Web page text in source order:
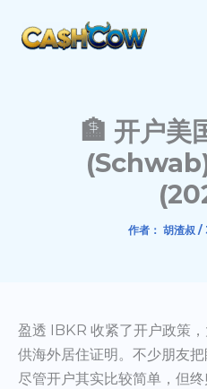
🏦 开户美
作者： 胡渣叔 /
盈透 IBKR 收紧了开户政策
供海外居住证明。不少朋友
尽管开户其实比较简单，但